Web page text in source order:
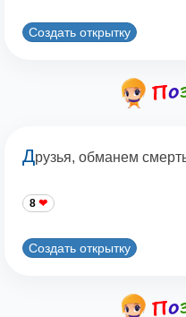
Создать открытку
Друзья, обманем
8
Создать открытку